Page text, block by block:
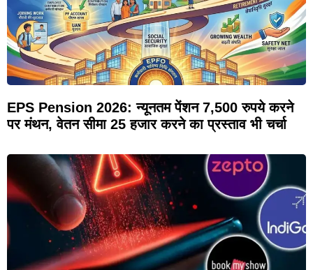
EPS Pension 2026: न्यूनतम पेंशन 7,500 रुपये करने
पर मंथन, वेतन सीमा 25 हजार करने का प्रस्ताव भी चर्चा